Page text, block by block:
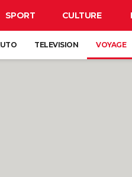
SPORT CULTURE
TELEVISION VOYAGE